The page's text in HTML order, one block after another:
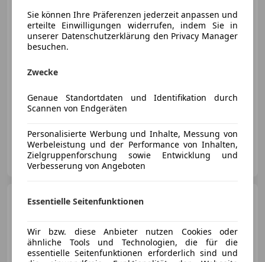
€ 12 999
Privat
AT-2514 Traiskirchen
Mazda MX-5
Sie können Ihre Präferenzen jederzeit anpassen und
erteilte Einwilligungen widerrufen, indem Sie in
unserer Datenschutzerklärung den Privacy Manager
besuchen.
Zwecke
Genaue Standortdaten und Identifikation durch
Scannen von Endgeräten
Personalisierte Werbung und Inhalte, Messung von
Werbeleistung und der Performance von Inhalten,
Zielgruppenforschung sowie Entwicklung und
Verbesserung von Angeboten
Essentielle Seitenfunktionen
Wir bzw. diese Anbieter nutzen Cookies oder
ähnliche Tools und Technologien, die für die
essentielle Seitenfunktionen erforderlich sind und